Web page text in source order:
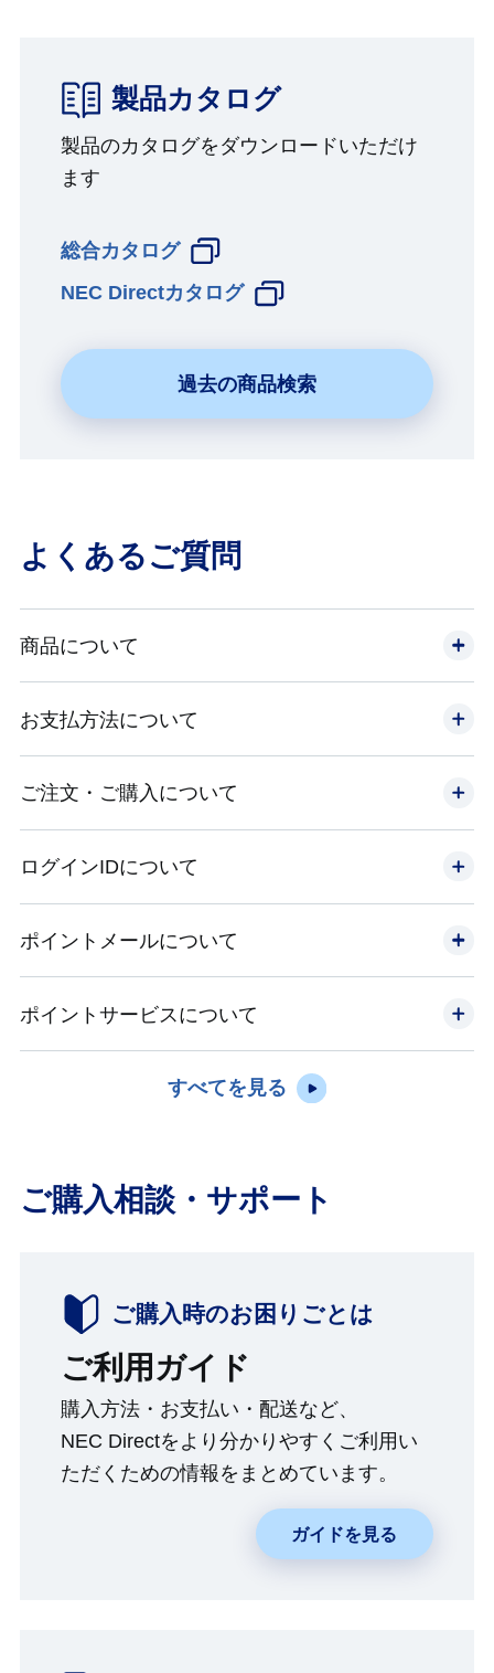
製品カタログ
製品のカタログをダウンロードいただけ
ます
総合カタログ
NEC Directカタログ
過去の商品検索
よくあるご質問
商品について
ご注文・ご購入について
お支払方法について
ログインIDについて
ポイントサービスについて
ポイントメールについて
すべてを見る
ご購入相談・サポート
ご購入時のお困りごとは
ご利用ガイド
購入方法・お支払い・配送など、
NEC Directをより分かりやすくご利用い
ただくための情報をまとめています。
ガイドを見る